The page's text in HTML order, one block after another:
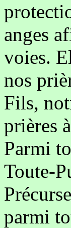
anges
voies.
nos
Fils,
prières
Parmi
Toute-
parmi